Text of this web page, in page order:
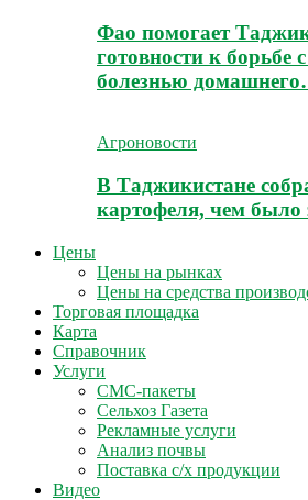
Фао помогает
готовности к борьбе
болезнью
Агроновости
В Таджикистане
картофеля, чем было
Цены
Цены на рынках
Цены на средства
Торговая площадка
Карта
Справочник
Услуги
СМС-пакеты
Сельхоз Газета
Рекламные услуги
Анализ почвы
Поставка с/х продукции
Видео